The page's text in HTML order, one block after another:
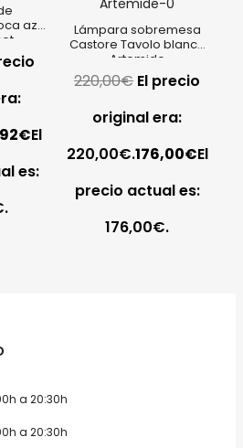
azul
€El
es:
Lámpara sobremesa
Castore Tavolo blanco
Artemide
220,00€ El precio
original era:
220,00€.176,00€El
precio actual es:
176,00€.
a 20:30h
a 20:30h